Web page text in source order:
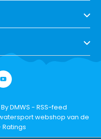
DMWS - RSS-feed
webshop van de
Ratings